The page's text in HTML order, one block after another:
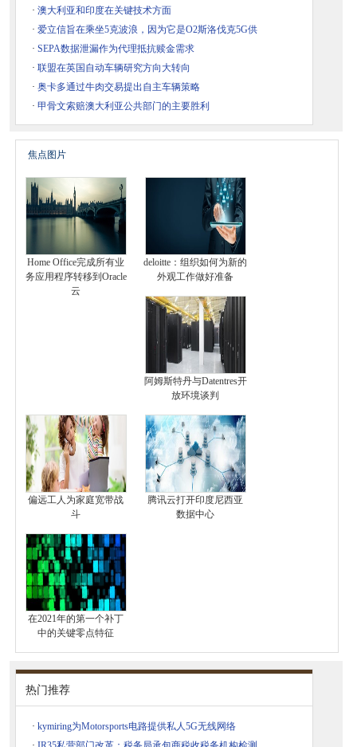
· 澳大利亚和印度在关键技术方面
· 爱立信旨在乘坐5克波浪，因为它是O2斯洛伐克5G供
· SEPA数据泄漏作为代理抵抗赎金需求
· 联盟在英国自动车辆研究方向大转向
· 奥卡多通过牛肉交易提出自主车辆策略
· 甲骨文索赔澳大利亚公共部门的主要胜利
焦点图片
Home Office完成所有业
务应用程序转移到Oracle
云
deloitte：组织如何为新的
外观工作做好准备
阿姆斯特丹与Datentres开
放环境谈判
偏远工人为家庭宽带战
斗
腾讯云打开印度尼西亚
数据中心
在2021年的第一个补丁
中的关键零点特征
热门推荐
· kymiring为Motorsports电路提供私人5G无线网络